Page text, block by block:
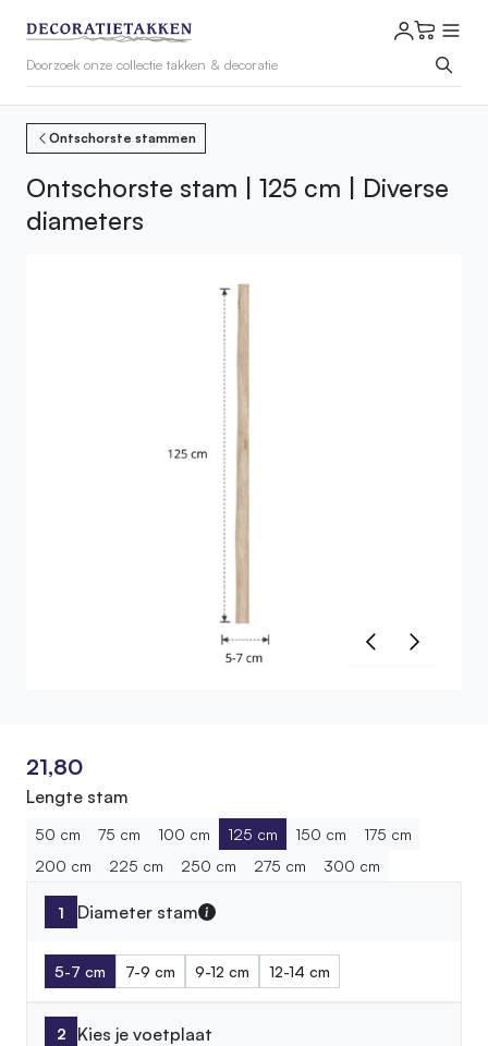
Ontschorste stammen
Ontschorste stam | 125 cm | Diverse
diameters
21,80
Lengte stam
50 cm 75 cm 100 cm 125 cm 150 cm
175 cm
200 cm
225 cm 250 cm 275 cm 300 cm
Diameter stam
5-7 cm 7-9 cm 9-12 cm 12-14 cm
Kies je voetplaat